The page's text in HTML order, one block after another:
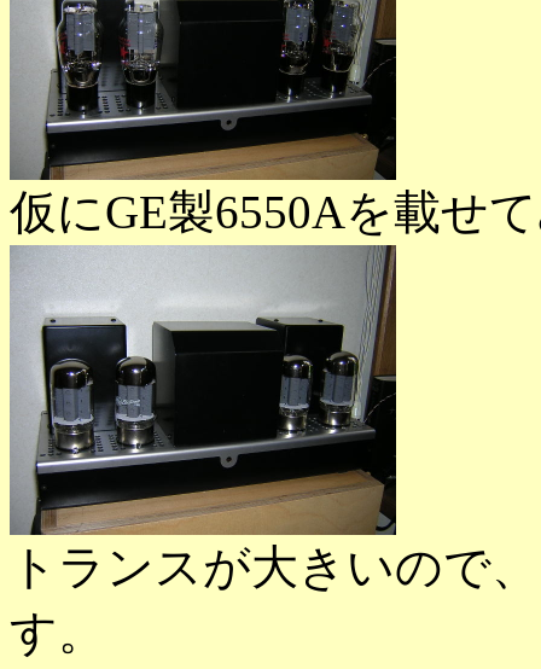
仮にGE製6550Aを載せ
トランスが大きいので
す。